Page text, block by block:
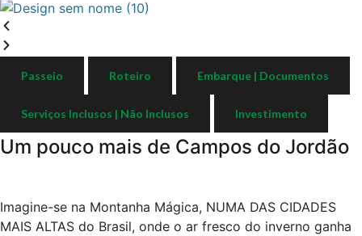
Passeio Roteiro Embarque | Documentos
Serviços Inclusos | Não Inclusos Investimento
Um pouco mais de Campos do Jordão
Imagine-se na Montanha Mágica, NUMA DAS CIDADES
MAIS ALTAS do Brasil, onde o ar fresco do inverno ganha